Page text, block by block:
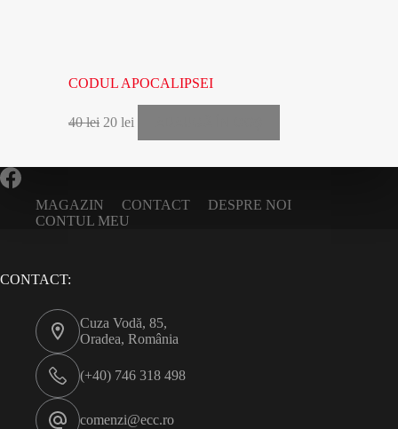
CODUL APOCALIPSEI
40lei 20 lei
MAGAZIN CONTACT
DESPRE NOI
CONTUL MEU
CONTACT:
Cuza Vodă, 85,
Oradea, România
(+40) 746 318 498
comenzi@ecc.ro